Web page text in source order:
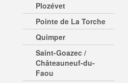
Plozévet
Pointe de La Torche
Quimper
Saint-Goazec /
Châteauneuf-du-
Faou